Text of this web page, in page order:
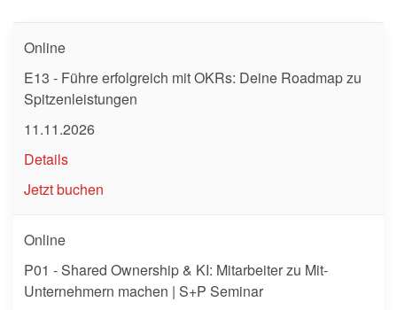
Online
E13 - Führe erfolgreich mit OKRs: Deine Roadmap zu
Spitzenleistungen
11.11.2026
Details
Jetzt buchen
Online
P01 - Shared Ownership & KI: Mitarbeiter zu Mit-
Unternehmern machen | S+P Seminar